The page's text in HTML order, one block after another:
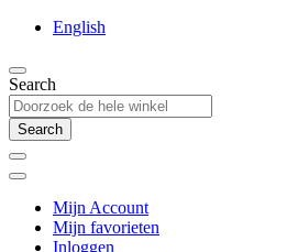
English
Search
Search
Mijn Account
Mijn favorieten
Inloggen